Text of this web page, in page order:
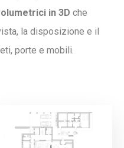
in 3D che
la disposizione e il
porte e mobili.